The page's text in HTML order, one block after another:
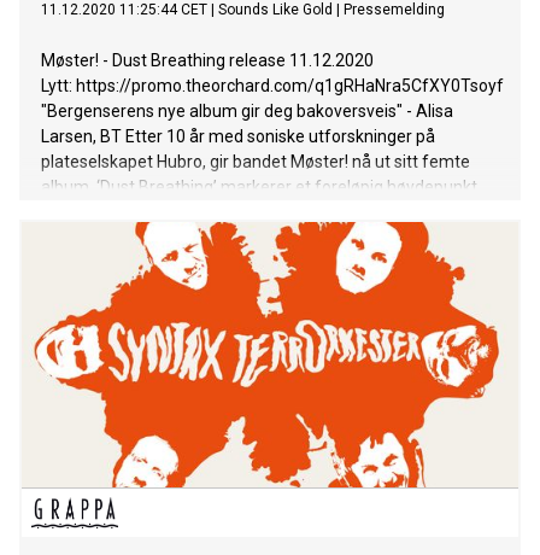
11.12.2020 11:25:44 CET Sounds Like Gold Pressemelding
Møster! - Dust Breathing release 11.12.2020
Lytt: https://promo.theorchard.com/q1gRHaNra5CfXY0Tsoyf
"Bergenserens nye album gir deg bakoversveis" - Alisa
Larsen, BT Etter 10 år med soniske utforskninger på
plateselskapet Hubro, gir bandet Møster! nå ut sitt femte
album. ‘Dust Breathing’ markerer et foreløpig høydepunkt
(2014) og låtskriverkvalitetene fra When You Cut Into The
Present (2015) med det særegne Møster!-soundet fra det
sjangerspringende eposet States of Minds (2018). Bandet
består fortsatt av primus motor og saksofonist Kjetil Møster,
gitarist Hans Magnus Ryan kjent som ‘Snah’
fraMotorpsycho, bassist Nikolai Hængsle fra Band of Gold
ogElephant9, og trommeslager Kenneth Kapstad. ‘Dust
Breathing’ fremstår som bandets mest helstøpte og
organiske så langt, og makter å binde sammen de
mangfoldige inspirasjonskildene bandet har hatt med seg
gjennom årene, til et eget og særpreget uttrykk. Reisen
starter samlet rundt leirbålet